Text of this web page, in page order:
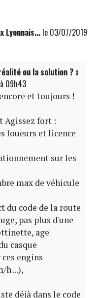
Lyonnais...le 03/07/2019
ou la solution ?a
09h43
et toujours !
Agissez fort :
loueurs et licence
sur les
max de véhicule
du code de la route
pas plus d'une
age
casque
engins
h ...),
déjà dans le code